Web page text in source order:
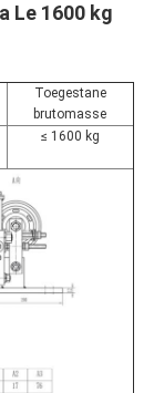
Le 1600 kg
Toegestane
brutomasse
≤ 1600 kg